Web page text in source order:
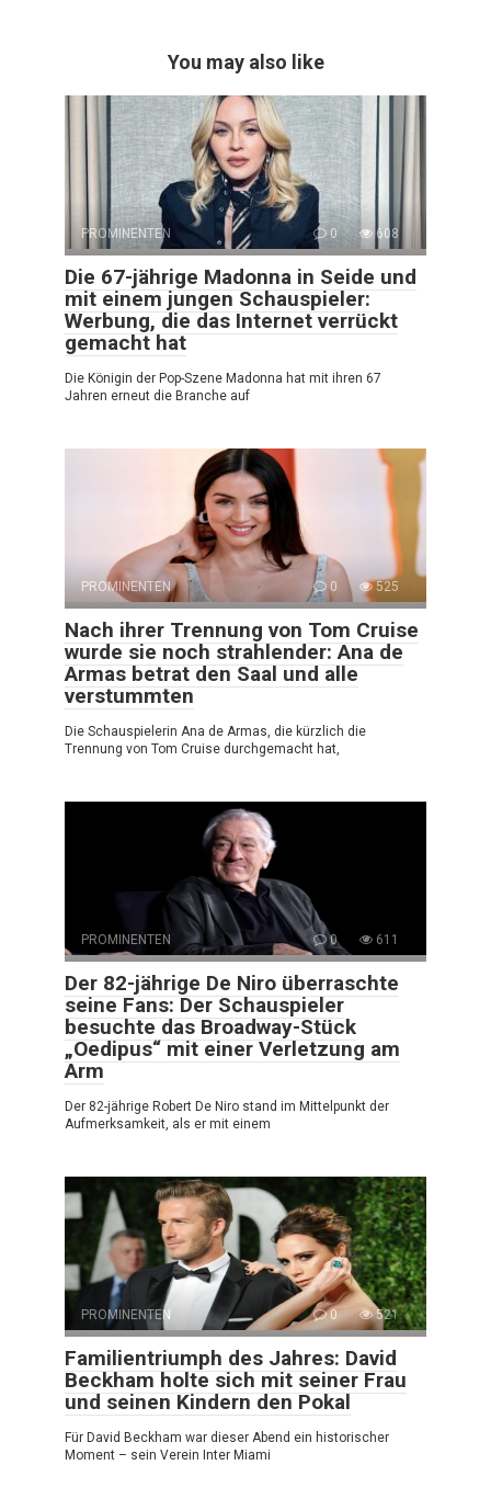
You may also like
PROMINENTEN 0 608
Die 67-jährige Madonna in Seide und
mit einem jungen Schauspieler:
Werbung, die das Internet verrückt
gemacht hat
Die Königin der Pop-Szene Madonna hat mit ihren 67
Jahren erneut die Branche auf
PROMINENTEN 0 525
Nach ihrer Trennung von Tom Cruise
wurde sie noch strahlender: Ana de
Armas betrat den Saal und alle
verstummten
Die Schauspielerin Ana de Armas, die kürzlich die
Trennung von Tom Cruise durchgemacht hat,
PROMINENTEN 0 611
Der 82-jährige De Niro überraschte
seine Fans: Der Schauspieler
besuchte das Broadway-Stück
„Oedipus“ mit einer Verletzung am
Arm
Der 82-jährige Robert De Niro stand im Mittelpunkt der
Aufmerksamkeit, als er mit einem
PROMINENTEN 0 521
Familientriumph des Jahres: David
Beckham holte sich mit seiner Frau
und seinen Kindern den Pokal
Für David Beckham war dieser Abend ein historischer
Moment – sein Verein Inter Miami